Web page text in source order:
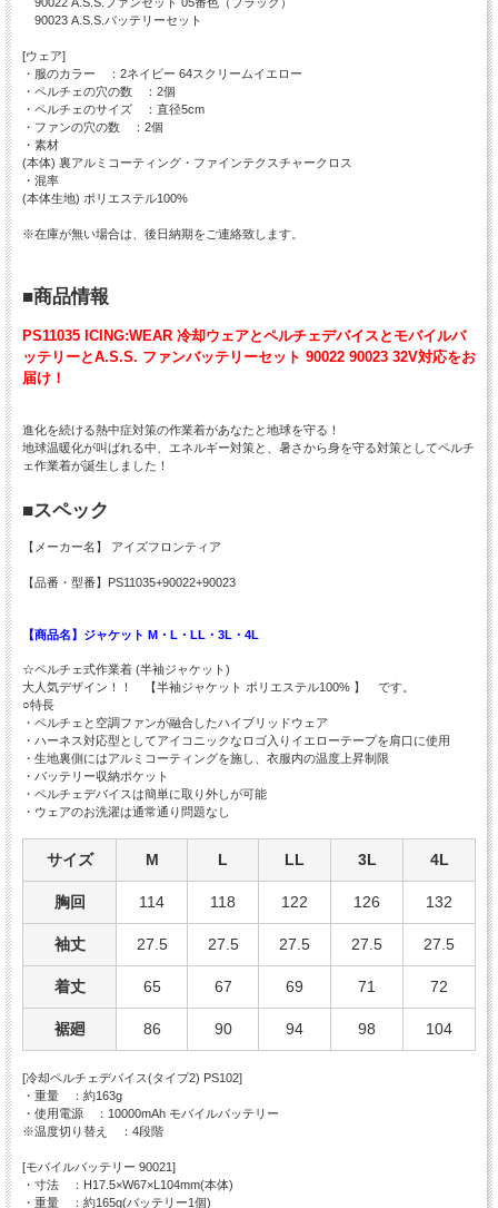
90023 A.S.S.バッテリーセット
[ウェア]
・服のカラー ：2ネイビー 64スクリームイエロー
・ペルチェの穴の数 ：2個
・ペルチェのサイズ ：直径5cm
・ファンの穴の数 ：2個
・素材
(本体) 裏アルミコーティング・ファインテクスチャークロス
・混率
(本体生地) ポリエステル100%
※在庫が無い場合は、後日納期をご連絡致します。
■商品情報
PS11035 ICING:WEAR 冷却ウェアとペルチェデバイスとモバイルバ
ッテリーとA.S.S. ファンバッテリーセット 90022 90023 32V対応をお
届け！
進化を続ける熱中症対策の作業着があなたと地球を守る！
地球温暖化が叫ばれる中、エネルギー対策と、暑さから身を守る対策としてペルチ
ェ作業着が誕生しました！
■スペック
【メーカー名】 アイズフロンティア
【品番・型番】PS11035+90022+90023
【商品名】ジャケット M・L・LL・3L・4L
☆ペルチェ式作業着 (半袖ジャケット)
大人気デザイン！！ 【半袖ジャケット ポリエステル100% 】 です。
○特長
・ペルチェと空調ファンが融合したハイブリッドウェア
・ハーネス対応型としてアイコニックなロゴ入りイエローテープを肩口に使用
・生地裏側にはアルミコーティングを施し、衣服内の温度上昇制限
・バッテリー収納ポケット
・ペルチェデバイスは簡単に取り外しが可能
・ウェアのお洗濯は通常通り問題なし
サイズ M L LL 3L 4L
胸回 114 118 122 126 132
袖丈 27.5 27.5 27.5 27.5 27.5
着丈 65 67 69 71 72
裾廻 86 90 94 98 104
[冷却ペルチェデバイス(タイプ2) PS102]
・重量 ：約163g
・使用電源 ：10000mAh モバイルバッテリー
※温度切り替え ：4段階
[モバイルバッテリー 90021]
・寸法 ：H17.5×W67×L104mm(本体)
・重量 ：約165g(バッテリー1個)